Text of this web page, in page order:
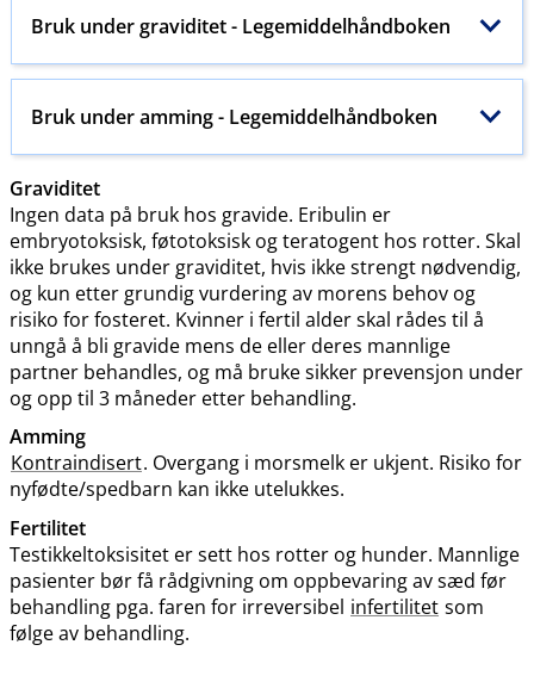
Bruk under graviditet - Legemiddelhåndboken
Bruk under amming - Legemiddelhåndboken
Graviditet
Ingen data på bruk hos gravide. Eribulin er
embryotoksisk, føtotoksisk og teratogent hos rotter. Skal
ikke brukes under graviditet, hvis ikke strengt nødvendig,
og kun etter grundig vurdering av morens behov og
risiko for fosteret. Kvinner i fertil alder skal rådes til å
unngå å bli gravide mens de eller deres mannlige
partner behandles, og må bruke sikker prevensjon under
og opp til 3 måneder etter behandling.
Amming
Kontraindisert. Overgang i morsmelk er ukjent. Risiko for
nyfødte​/​spedbarn kan ikke utelukkes.
Fertilitet
Testikkeltoksisitet er sett hos rotter og hunder. Mannlige
pasienter bør få rådgivning om oppbevaring av sæd før
behandling pga. faren for irreversibel infertilitet som
følge av behandling.